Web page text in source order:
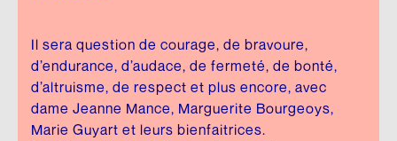
Il sera question de courage, de bravoure,
d’endurance, d’audace, de fermeté, de bonté,
d’altruisme, de respect et plus encore, avec
dame Jeanne Mance, Marguerite Bourgeoys,
Marie Guyart et leurs bienfaitrices.